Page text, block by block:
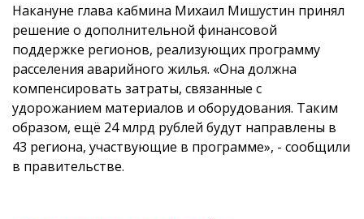
Накануне глава кабмина Михаил Мишустин принял
решение о дополнительной финансовой
поддержке регионов, реализующих программу
расселения аварийного жилья. «Она должна
компенсировать затраты, связанные с
удорожанием материалов и оборудования. Таким
образом, ещё 24 млрд рублей будут направлены в
43 региона, участвующие в программе», - сообщили
в правительстве.